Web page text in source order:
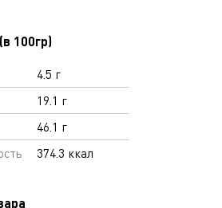
100гр)
4.5 г
19.1 г
46.1 г
374.3 ккал